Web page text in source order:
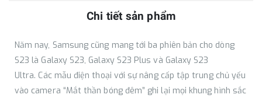
Chi tiết sản phẩm
Năm nay, Samsung cũng mang tới ba phiên bản cho dòng
S23 là Galaxy S23, Galaxy S23 Plus và Galaxy S23
Ultra. Các mẫu điện thoại với sự nâng cấp tập trung chủ yếu
vào camera “Mắt thần bóng đêm” ghi lại mọi khung hình sắc